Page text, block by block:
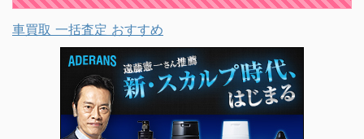
車買取 一括査定 おすすめ